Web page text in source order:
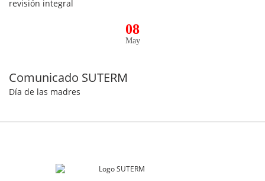
revisión integral
08
May
Comunicado SUTERM
Día de las madres